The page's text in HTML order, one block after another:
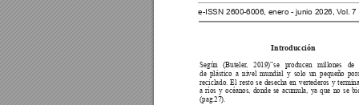
e-ISSN 2600-6006, enero - junio 2026, Vol. 7
Introducción
Según (Buteler, 2019)”se producen millones
de
de plástico a nivel mundial y solo un pequeño
reciclado. El resto se desecha en vertederos y
a ríos y océanos, donde se acumula, ya que no se
(pag.27).